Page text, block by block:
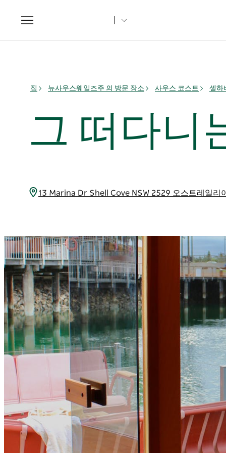
Toggle
navigation
집 뉴사우스웨일즈주 의 방문 장소 사우스 코스트 셸하
그 떠다니
13 Marina Dr Shell Cove NSW 2529 오스트레일리